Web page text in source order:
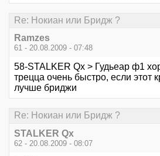
Re: Нокиан или Бридж ?
Ramzes
61 - 20.08.2009 - 07:48
58-STALKER Qx > Гудьеар ф1
трецца очень быстро, если этот
лучше бриджи
Re: Нокиан или Бридж ?
STALKER Qx
62 - 20.08.2009 - 08:07